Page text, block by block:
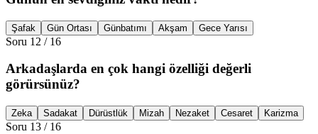
Şafak Gün Ortası Günbatımı Akşam Gece Yarısı
Soru 12 / 16
Arkadaşlarda en çok hangi özelliği değerli
görürsünüz?
Zeka Sadakat Dürüstlük Mizah Nezaket Cesaret Karizma
Soru 13 / 16